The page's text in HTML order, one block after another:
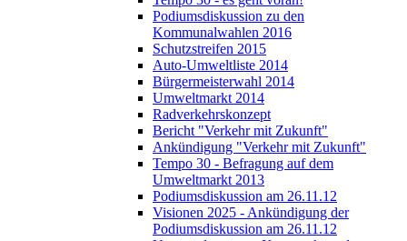
Podiumsdiskussion zu den
Kommunalwahlen 2016
Schutzstreifen 2015
Auto-Umweltliste 2014
Bürgermeisterwahl 2014
Umweltmarkt 2014
Radverkehrskonzept
Bericht "Verkehr mit Zukunft"
Ankündigung "Verkehr mit Zukunft"
Tempo 30 - Befragung auf dem
Umweltmarkt 2013
Podiumsdiskussion am 26.11.12
Visionen 2025 - Ankündigung der
Podiumsdiskussion am 26.11.12